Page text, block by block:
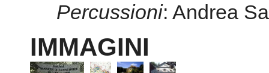
Percussioni: Andrea
IMMAGINI